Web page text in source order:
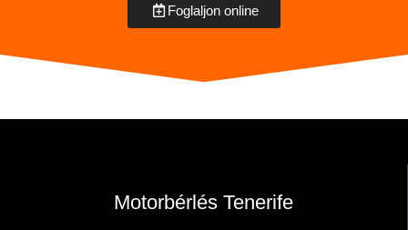
Foglaljon online
Motorbérlés Tenerife